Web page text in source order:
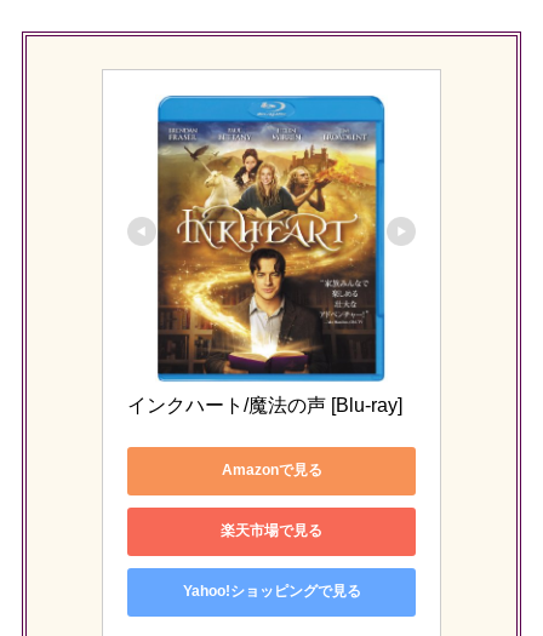
インクハート/魔法の声 [Blu-ray]
Amazonで見る
楽天市場で見る
Yahoo!ショッピングで見る